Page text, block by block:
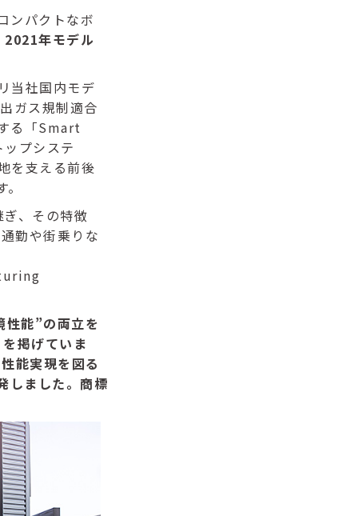
ンパクトなボ
2021年モデル
当社国内モデ
ガス規制適合
る「Smart
プシステ
を支える前後
、その特徴
勤や街乗りな
能”の両立を
掲げていま
能実現を図る
しました。商標